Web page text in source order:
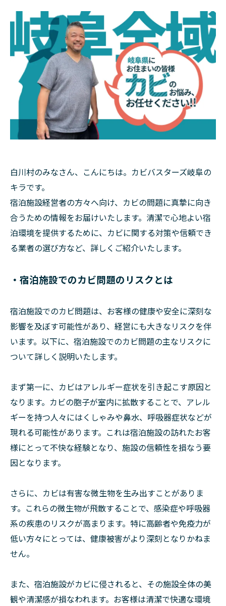
白川村のみなさん、こんにちは。カビバスターズ岐阜の
キラです。
宿泊施設経営者の方々へ向け、カビの問題に真摯に向き
合うための情報をお届けいたします。清潔で心地よい宿
泊環境を提供するために、カビに関する対策や信頼でき
る業者の選び方など、詳しくご紹介いたします。
・宿泊施設でのカビ問題のリスクとは
宿泊施設でのカビ問題は、お客様の健康や安全に深刻な
影響を及ぼす可能性があり、経営にも大きなリスクを伴
います。以下に、宿泊施設でのカビ問題の主なリスクに
ついて詳しく説明いたします。
まず第一に、カビはアレルギー症状を引き起こす原因と
なります。カビの胞子が室内に拡散することで、アレル
ギーを持つ人々にはくしゃみや鼻水、呼吸器症状などが
現れる可能性があります。これは宿泊施設の訪れたお客
様にとって不快な経験となり、施設の信頼性を損なう要
因となります。
さらに、カビは有害な微生物を生み出すことがありま
す。これらの微生物が飛散することで、感染症や呼吸器
系の疾患のリスクが高まります。特に高齢者や免疫力が
低い方々にとっては、健康被害がより深刻となりかねま
せん。
また、宿泊施設がカビに侵されると、その施設全体の美
観や清潔感が損なわれます。お客様は清潔で快適な環境